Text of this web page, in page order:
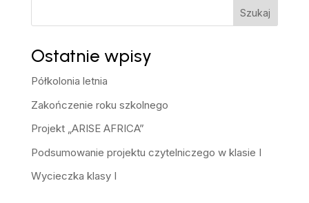
Szukaj
Ostatnie wpisy
Półkolonia letnia
Zakończenie roku szkolnego
Projekt „ARISE AFRICA”
Podsumowanie projektu czytelniczego w klasie I
Wycieczka klasy I